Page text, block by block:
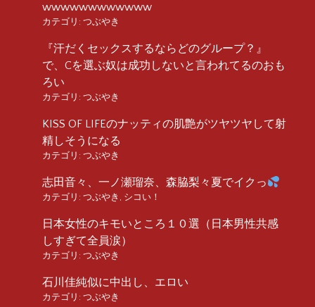
wwwwwwwwwwww
カテゴリ: つぶやき
『汗だくセックスするならどのグループ？』
で、Cを選ぶ奴は成功しないと言われてるのおも
ろい
カテゴリ: つぶやき
KISS OF LIFEのナッティの肌艶がツヤツヤして射
精しそうになる
カテゴリ: つぶやき
志田音々、一ノ瀬瑠奈、森脇梨々夏でイクっ
カテゴリ: つぶやき , シコい！
日本女性のキモいところ１０選（日本男性共感
しすぎて全員涙）
カテゴリ: つぶやき
石川佳純似に中出し、エロい
カテゴリ: つぶやき